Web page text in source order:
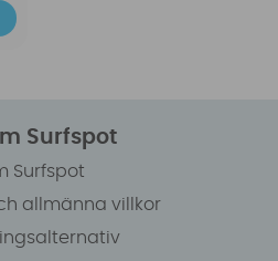
Surfspot
Surfspot
allmänna villkor